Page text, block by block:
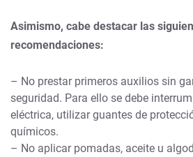
Asimismo, cabe destacar las
recomendaciones:
– No prestar primeros auxilios sin
seguridad. Para ello se debe
eléctrica, utilizar guantes de
químicos.
– No aplicar pomadas, aceite u